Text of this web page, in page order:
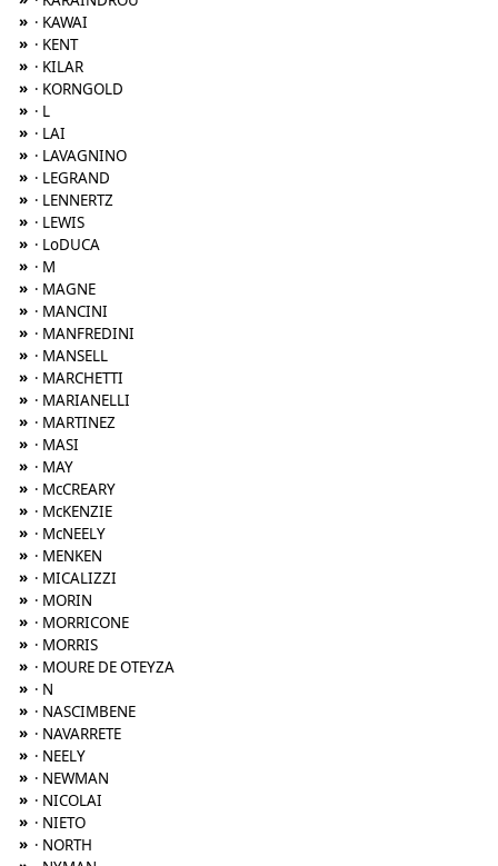
» · KAWAI
» · KENT
» · KILAR
» · KORNGOLD
» · L
» · LAI
» · LAVAGNINO
» · LEGRAND
» · LENNERTZ
» · LEWIS
» · LoDUCA
» · M
» · MAGNE
» · MANCINI
» · MANFREDINI
» · MANSELL
» · MARCHETTI
» · MARIANELLI
» · MARTINEZ
» · MASI
» · MAY
» · McCREARY
» · McKENZIE
» · McNEELY
» · MENKEN
» · MICALIZZI
» · MORIN
» · MORRICONE
» · MORRIS
» · MOURE DE OTEYZA
» · N
» · NASCIMBENE
» · NAVARRETE
» · NEELY
» · NEWMAN
» · NICOLAI
» · NIETO
» · NORTH